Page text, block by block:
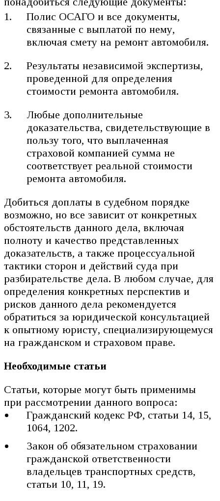
Полис ОСАГО и все документы,
связанные с выплатой по нему,
включая смету на ремонт автомобиля.
Результаты независимой экспертизы,
проведенной для определения
стоимости ремонта автомобиля.
Любые дополнительные
доказательства, свидетельствующие в
пользу того, что выплаченная
страховой компанией сумма не
соответствует реальной стоимости
ремонта автомобиля.
Добиться доплаты в судебном порядке
возможно, но все зависит от конкретных
обстоятельств данного дела, включая
полноту и качество представленных
доказательств, а также процессуальной
тактики сторон и действий суда при
разбирательстве дела. В любом случае, для
определения конкретных перспектив и
рисков данного дела рекомендуется
обратиться за юридической консультацией
к опытному юристу, специализирующемуся
на гражданском и страховом праве.
Необходимые статьи
Статьи, которые могут быть применимы
при рассмотрении данного вопроса:
Гражданский кодекс РФ, статьи 14, 15,
1064, 1202.
Закон об обязательном страховании
гражданской ответственности
владельцев транспортных средств,
статьи 10, 11, 19.